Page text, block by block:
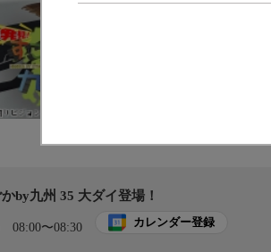
by九州 35 大ダイ登場！
08:00〜08:30 カレンダー登録